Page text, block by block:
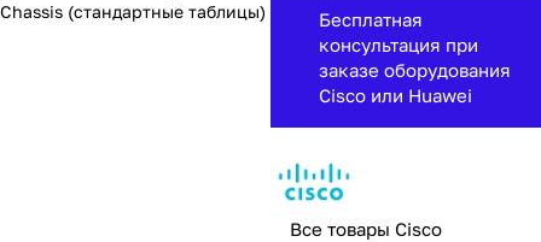
Chassis (стандартные таблицы)
Бесплатная
консультация при
заказе оборудования
Cisco или Huawei
Все товары Cisco